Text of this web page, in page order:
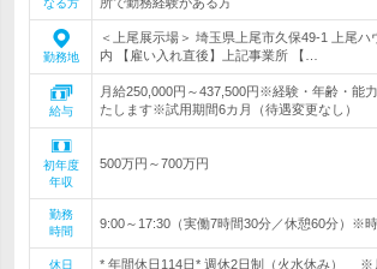
なる方
勤務地
＜上尾展示場＞ 埼玉県上尾市久保49-1 上尾ハ
内 【雇い入れ直後】上記事業所 【…
給与
月給250,000円～437,500円※経験・年齢・能
たします※試用期間6カ月（待遇変更なし）
初年度
年収
500万円～700万円
勤務
時間
9:00～17:30（実働7時間30分／休憩60分）※
休日
* 年間休日114日* 週休2日制（火水休み） ※